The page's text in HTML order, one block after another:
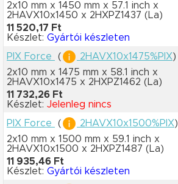
2x10 mm x 1450 mm x 57.1 inch x
2HAVX10x1450 x 2HXPZ1437 (La)
11 520,17 Ft
Készlet: Gyártói készleten
PIX Force
( 2HAVX10x1475%PIX)
2x10 mm x 1475 mm x 58.1 inch x
2HAVX10x1475 x 2HXPZ1462 (La)
11 732,26 Ft
Készlet: Jelenleg nincs
PIX Force
( 2HAVX10x1500%PIX)
2x10 mm x 1500 mm x 59.1 inch x
2HAVX10x1500 x 2HXPZ1487 (La)
11 935,46 Ft
Készlet: Gyártói készleten